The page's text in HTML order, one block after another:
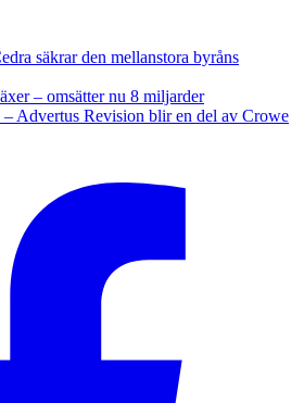
säkrar den mellanstora byråns
– omsätter nu 8 miljarder
– Advertus Revision blir en del av Crowe